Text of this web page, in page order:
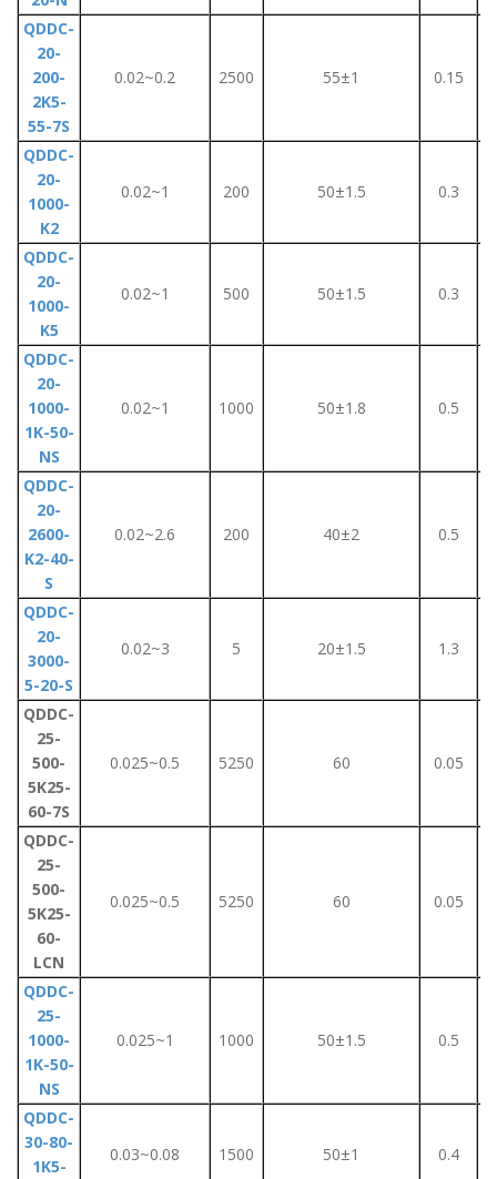
QDDC-
20-
200-
2K5-
55-7S
0.02~0.2 2500 55±1 0.15
QDDC-
20-
1000-
K2
0.02~1 200 50±1.5 0.3
QDDC-
20-
1000-
K5
0.02~1 500 50±1.5 0.3
QDDC-
20-
1000-
1K-50-
NS
0.02~1 1000 50±1.8 0.5
QDDC-
20-
2600-
K2-40-
S
0.02~2.6 200 40±2 0.5
QDDC-
20-
3000-
5-20-S
0.02~3 5 20±1.5 1.3
QDDC-
25-
500-
5K25-
60-7S
0.025~0.5 5250 60 0.05
QDDC-
25-
500-
5K25-
60-
LCN
0.025~0.5 5250 60 0.05
QDDC-
25-
1000-
1K-50-
NS
0.025~1 1000 50±1.5 0.5
QDDC-
30-80-
1K5-
0.03~0.08 1500 50±1 0.4